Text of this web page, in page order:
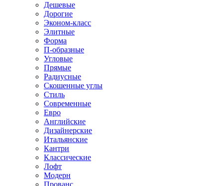
Дешевые
Дорогие
Эконом-класс
Элитные
Форма
П-образные
Угловые
Прямые
Радиусные
Скошенные углы
Стиль
Современные
Евро
Английские
Дизайнерские
Итальянские
Кантри
Классические
Лофт
Модерн
Прованс